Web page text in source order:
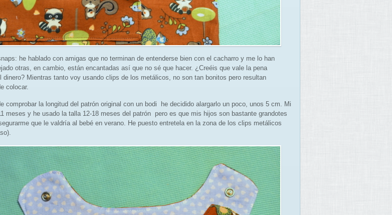
he hablado con amigas que no terminan de entenderse bien con el cacharro y me lo han
otras, en cambio, están encantadas así que no sé que hacer. ¿Creéis que vale la pena
dinero? Mientras tanto voy usando clips de los metálicos, no son tan bonitos pero resultan
colocar.
comprobar la longitud del patrón original con un bodi he decidido alargarlo un poco, unos 5 cm. Mi
meses y he usado la talla 12-18 meses del patrón pero es que mis hijos son bastante grandotes
que le valdría al bebé en verano. He puesto entretela en la zona de los clips metálicos